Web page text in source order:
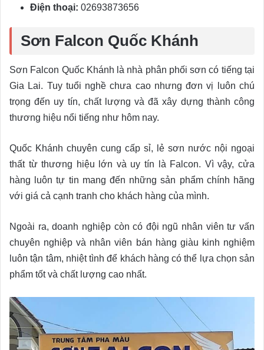
Điện thoại: 02693873656
Sơn Falcon Quốc Khánh
Sơn Falcon Quốc Khánh là nhà phân phối sơn có tiếng tại
Gia Lai. Tuy tuổi nghề chưa cao nhưng đơn vị luôn chú
trọng đến uy tín, chất lượng và đã xây dựng thành công
thương hiệu nổi tiếng như hôm nay.
Quốc Khánh chuyên cung cấp sỉ, lẻ sơn nước nội ngoại
thất từ thương hiệu lớn và uy tín là Falcon. Vì vậy, cửa
hàng luôn tự tin mang đến những sản phẩm chính hãng
với giá cả cạnh tranh cho khách hàng của mình.
Ngoài ra, doanh nghiệp còn có đội ngũ nhân viên tư vấn
chuyên nghiệp và nhân viên bán hàng giàu kinh nghiệm
luôn tận tâm, nhiệt tình để khách hàng có thể lựa chọn sản
phẩm tốt và chất lượng cao nhất.